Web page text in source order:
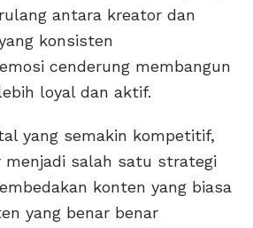
antara kreator dan
konsisten
cenderung membangun
loyal dan aktif.
yang semakin kompetitif,
menjadi salah satu strategi
konten yang biasa
yang benar benar